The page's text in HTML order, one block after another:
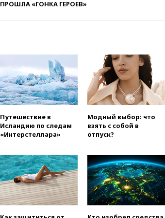
ресторана «Армения» в
вчера, 22:45
Литовец
протаранил погранпункт при
попытке попасть в Россию
вчера, 22:28Бессент
анонсировал скорое
соглашение о прекращении
вчера, 22:15Три человека
получили ножевые ранения
вчера, 22:00Путин поручил
выделить средства на новые
РЛС для Белгородской
области
вчера, 21:56The Atlantic: Маск
ПРОШЛА «ГОНКА ГЕРОЕВ»
Путешествие в
Исландию по следам
«Интерстеллара»
Модный выбор: что
взять с собой в
отпуск?